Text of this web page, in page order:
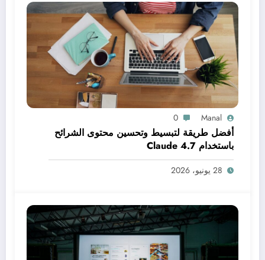
Manal
0
أفضل طريقة لتبسيط وتحسين محتوى الشرائح
باستخدام Claude 4.7
28 يونيو، 2026